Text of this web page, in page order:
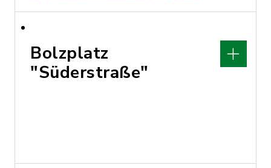
Bolzplatz
"Süderstraße"